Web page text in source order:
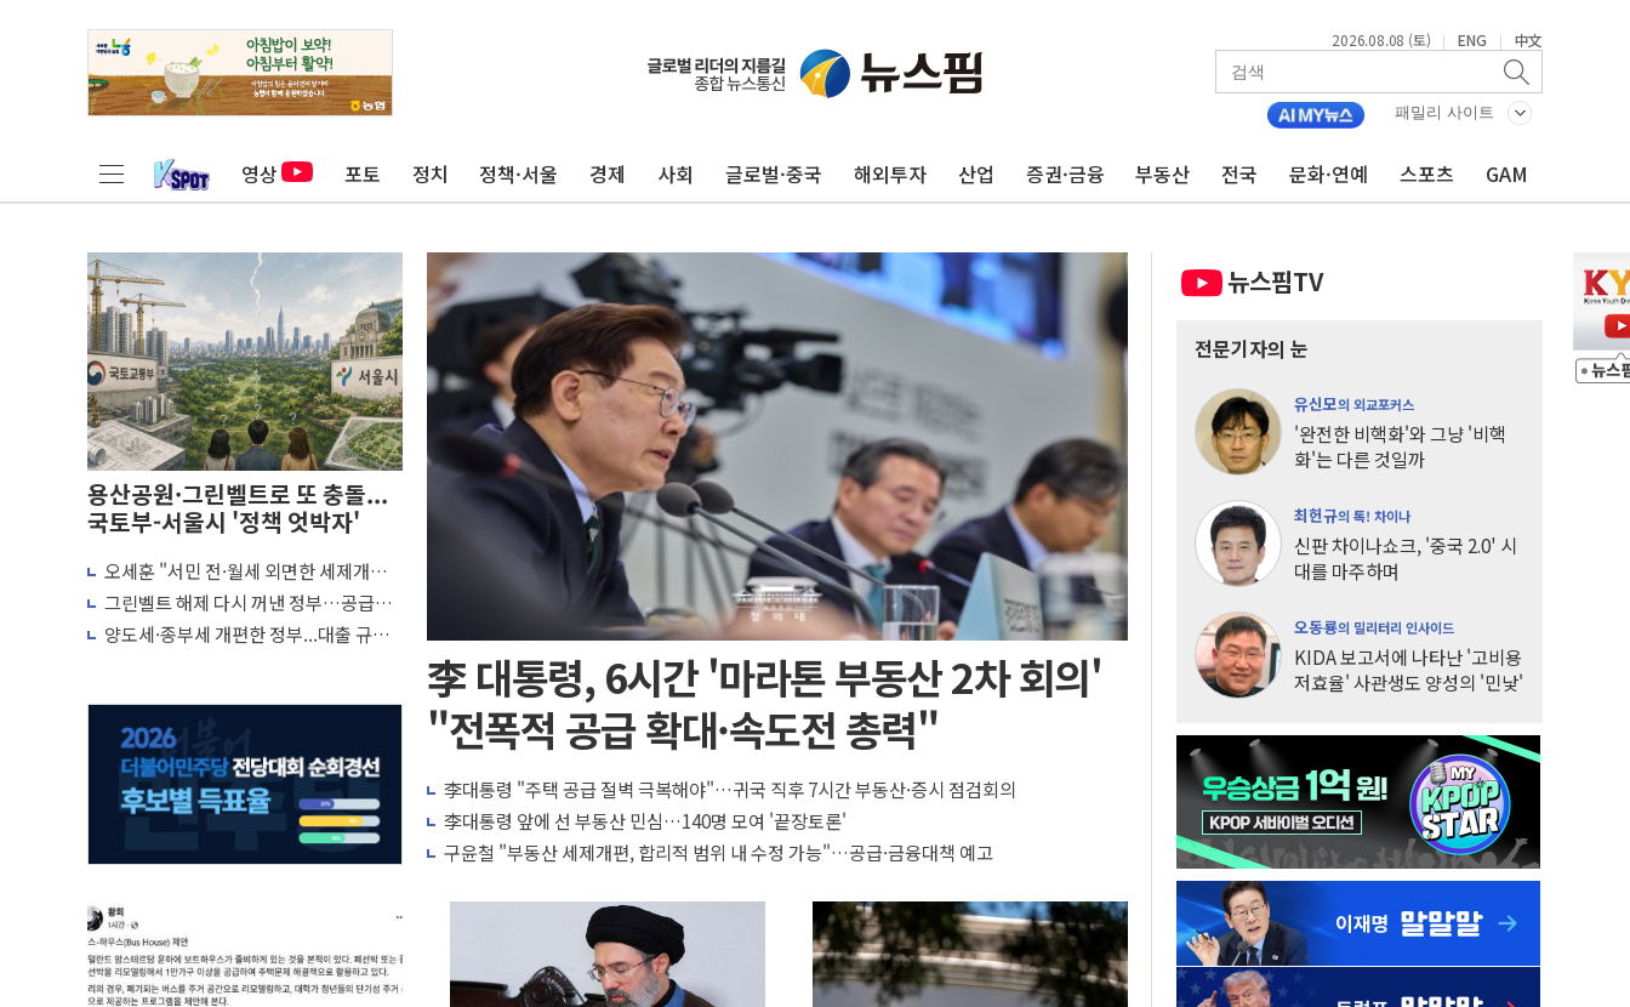
2026.08.08 (토) | ENG | 中文
패밀리 사이트
영상 포토 정치 정책·서울 경제 사회 글로벌·중국 해외투자 산업 증권·금융 부동산 전국 문화·연예 스포츠 GAM
용산공원·그린벨트로 또 충돌...
국토부-서울시 '정책 엇박자'
오세훈 "서민 전·월세 외면한 세제개
편"…용산공원 훼손 안 돼
그린벨트 해제 다시 꺼낸 정부…공급난
해소 '단기 효과' 불투명
양도세·종부세 개편한 정부...대출 규제
李 대통령, 6시간 '마라톤 부동산 2차 회의'
"전폭적 공급 확대·속도전 총력"
李대통령 "주택 공급 절벽 극복해야"…귀국 직후 7시간 부동산·증시 점검회의
李대통령 앞에 선 부동산 민심…140명 모여 '끝장토론'
구윤철 "부동산 세제개편, 합리적 범위 내 수정 가능"…공급·금융대책 예고
뉴스핌TV
전문기자의 눈
유신모의 외교포커스
'완전한 비핵화'와 그냥 '비핵
화'는 다른 것일까
최헌규의 톡! 차이나
신판 차이나쇼크, '중국 2.0' 시
대를 마주하며
오동룡의 밀리터리 인사이드
KIDA 보고서에 나타난 '고비용
저효율' 사관생도 양성의 '민낯'